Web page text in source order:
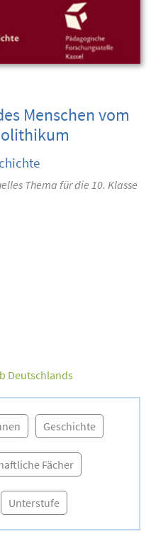
Menschen vom
Thema für die 10. Klasse
Deutschlands
Geschichte
Fächer
Unterstufe